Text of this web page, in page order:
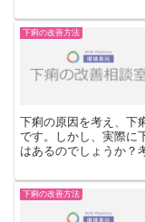
下痢の改善方法
下痢の原因を考え、下
です。しかし、実際に
はあるのでしょうか？
下痢の改善方法